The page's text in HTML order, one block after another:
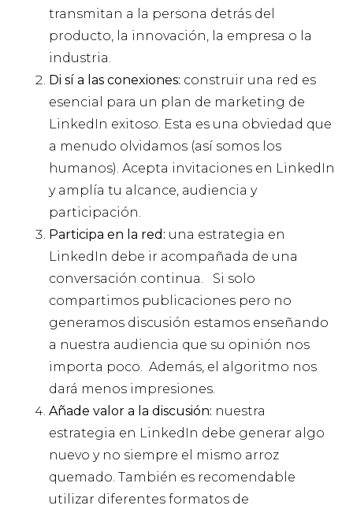
transmitan a la persona detrás del
producto, la innovación, la empresa o la
industria.
Di sí a las conexiones: construir una red es
esencial para un plan de marketing de
LinkedIn exitoso. Esta es una obviedad que
a menudo olvidamos (así somos los
humanos). Acepta invitaciones en LinkedIn
y amplía tu alcance, audiencia y
participación.
Participa en la red: una estrategia en
LinkedIn debe ir acompañada de una
conversación continua. Si solo
compartimos publicaciones pero no
generamos discusión estamos enseñando
a nuestra audiencia que su opinión nos
importa poco. Además, el algoritmo nos
dará menos impresiones.
Añade valor a la discusión: nuestra
estrategia en LinkedIn debe generar algo
nuevo y no siempre el mismo arroz
quemado. También es recomendable
utilizar diferentes formatos de